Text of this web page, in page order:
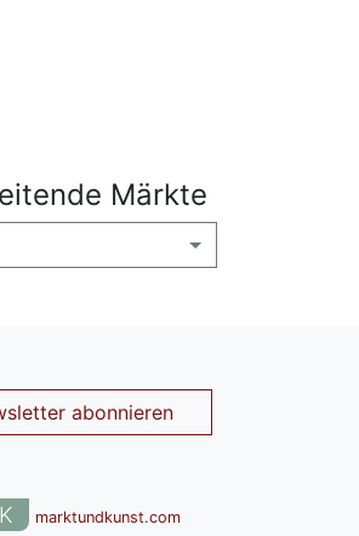
Märkte
abonnieren
marktundkunst.com